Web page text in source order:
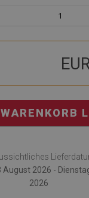
1
August 2026 -
2026